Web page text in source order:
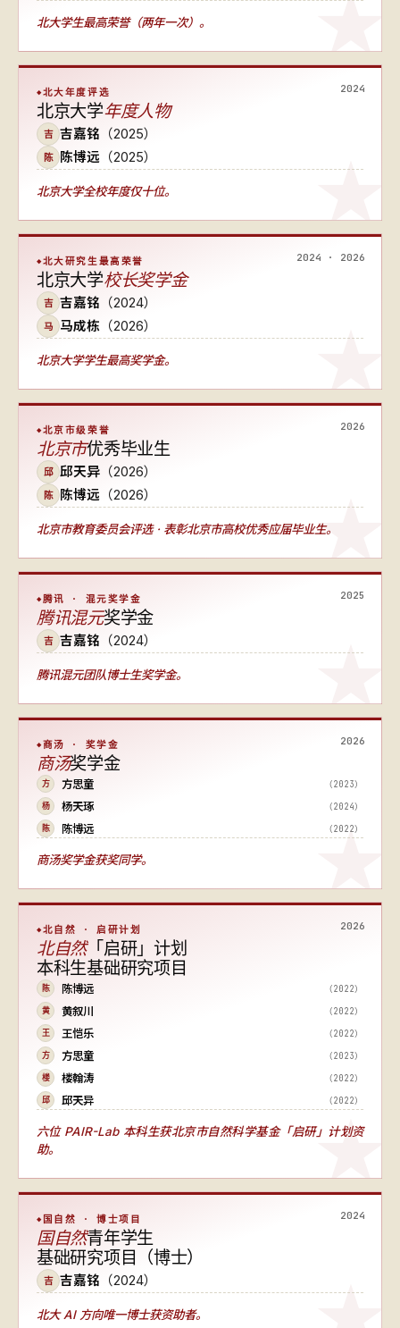
北大学生最高荣誉（两年一次） 。
2024
北大年度评选
北京大学年度人物
吉 吉嘉铭 （2025）
陈 陈博远 （2025）
北京大学全校年度仅十位。
2024 · 2026
北大研究生最高荣誉
北京大学校长奖学金
吉 吉嘉铭 （2024）
马 马成栋 （2026）
北京大学学生最高奖学金。
2026
北京市级荣誉
北京市优秀毕业生
邱 邱天异 （2026）
陈 陈博远 （2026）
北京市教育委员会评选 · 表彰北京市高校优秀应届毕业生。
2025
腾讯 · 混元奖学金
腾讯混元奖学金
吉 吉嘉铭 （2024）
腾讯混元团队博士生奖学金。
2026
商汤 · 奖学金
商汤奖学金
方 方思童 （2023）
杨 杨天琢 （2024）
陈 陈博远 （2022）
商汤奖学金获奖同学。
2026
北自然 · 启研计划
北自然「启研」计划
本科生基础研究项目
陈 陈博远 （2022）
黄 黄叙川 （2022）
王 王恺乐 （2022）
方 方思童 （2023）
楼 楼翰涛 （2022）
邱 邱天异 （2022）
六位 PAIR-Lab 本科生获北京市自然科学基金「启研」计划资
助。
2024
国自然 · 博士项目
国自然青年学生
基础研究项目（博士）
吉 吉嘉铭 （2024）
北大 AI 方向唯一博士获资助者。